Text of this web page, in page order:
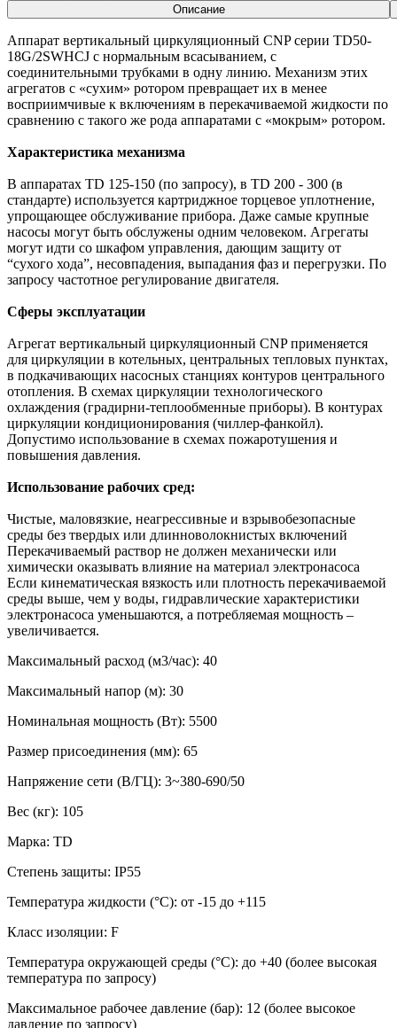
Описание
Аппарат вертикальный циркуляционный CNP серии TD50-
18G/2SWHCJ с нормальным всасыванием, с
соединительными трубками в одну линию. Механизм этих
агрегатов с «сухим» ротором превращает их в менее
восприимчивые к включениям в перекачиваемой жидкости по
сравнению с такого же рода аппаратами с «мокрым» ротором.
Характеристика механизма
В аппаратах TD 125-150 (по запросу), в TD 200 - 300 (в
стандарте) используется картриджное торцевое уплотнение,
упрощающее обслуживание прибора. Даже самые крупные
насосы могут быть обслужены одним человеком. Агрегаты
могут идти со шкафом управления, дающим защиту от
“сухого хода”, несовпадения, выпадания фаз и перегрузки. По
запросу частотное регулирование двигателя.
Сферы эксплуатации
Агрегат вертикальный циркуляционный CNP применяется
для циркуляции в котельных, центральных тепловых пунктах,
в подкачивающих насосных станциях контуров центрального
отопления. В схемах циркуляции технологического
охлаждения (градирни-теплообменные приборы). В контурах
циркуляции кондиционирования (чиллер-фанкойл).
Допустимо использование в схемах пожаротушения и
повышения давления.
Использование рабочих сред:
Чистые, маловязкие, неагрессивные и взрывобезопасные
среды без твердых или длинноволокнистых включений
Перекачиваемый раствор не должен механически или
химически оказывать влияние на материал электронасоса
Если кинематическая вязкость или плотность перекачиваемой
среды выше, чем у воды, гидравлические характеристики
электронасоса уменьшаются, а потребляемая мощность –
увеличивается.
Максимальный расход (м3/час): 40
Максимальный напор (м): 30
Номинальная мощность (Вт): 5500
Размер присоединения (мм): 65
Напряжение сети (В/ГЦ): 3~380-690/50
Вес (кг): 105
Марка: TD
Степень защиты: IP55
Температура жидкости (°C): от -15 до +115
Класс изоляции: F
Температура окружающей среды (°С): до +40 (более высокая
температура по запросу)
Максимальное рабочее давление (бар): 12 (более высокое
давление по запросу)